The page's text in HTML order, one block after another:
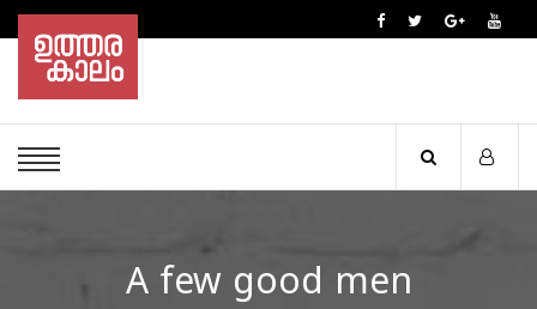
A few good men